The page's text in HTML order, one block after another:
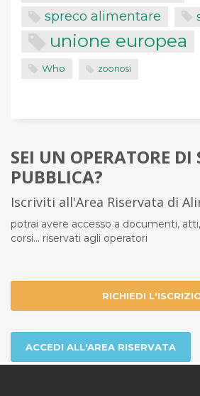
spreco alimentare
unione europea
Who zoonosi
SEI UN OPERATORE
PUBBLICA?
Iscriviti all'Area Riservata di
potrai avere accesso a documenti,
corsi... riservati agli operatori
RICHIEDI
ACCEDI ALL'AREA RISERVATA